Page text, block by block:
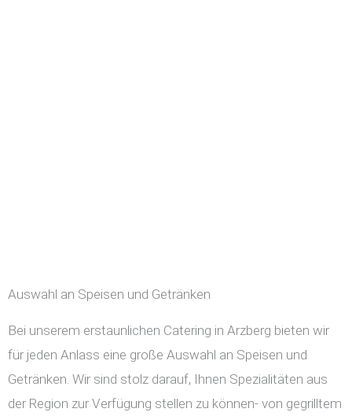
Auswahl an Speisen und Getränken
Bei unserem erstaunlichen Catering in Arzberg bieten wir
für jeden Anlass eine große Auswahl an Speisen und
Getränken. Wir sind stolz darauf, Ihnen Spezialitäten aus
der Region zur Verfügung stellen zu können- von gegrilltem